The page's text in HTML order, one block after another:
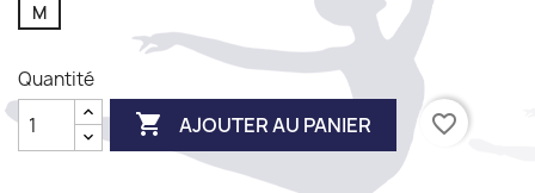
M
Quantité
 AJOUTER AU PANIER favorite_border